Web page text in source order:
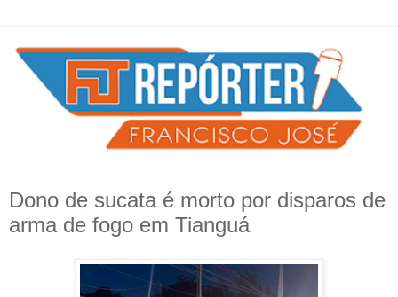
Dono de sucata é morto por disparos de
arma de fogo em Tianguá